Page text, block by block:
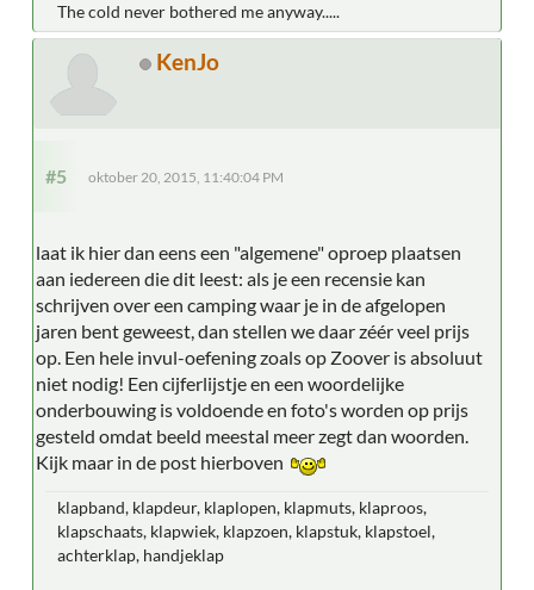
The cold never bothered me anyway.....
KenJo
#5 oktober 20, 2015, 11:40:04 PM
laat ik hier dan eens een "algemene" oproep plaatsen
aan iedereen die dit leest: als je een recensie kan
schrijven over een camping waar je in de afgelopen
jaren bent geweest, dan stellen we daar zéér veel prijs
op. Een hele invul-oefening zoals op Zoover is absoluut
niet nodig! Een cijferlijstje en een woordelijke
onderbouwing is voldoende en foto's worden op prijs
gesteld omdat beeld meestal meer zegt dan woorden.
Kijk maar in de post hierboven
klapband, klapdeur, klaplopen, klapmuts, klaproos,
klapschaats, klapwiek, klapzoen, klapstuk, klapstoel,
achterklap, handjeklap